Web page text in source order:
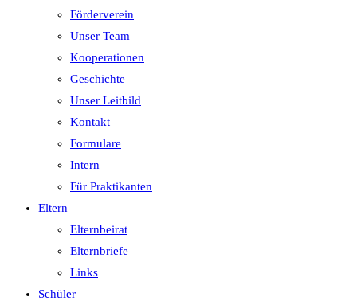
Förderverein
Unser Team
Kooperationen
Geschichte
Unser Leitbild
Kontakt
Formulare
Intern
Für Praktikanten
Eltern
Elternbeirat
Elternbriefe
Links
Schüler